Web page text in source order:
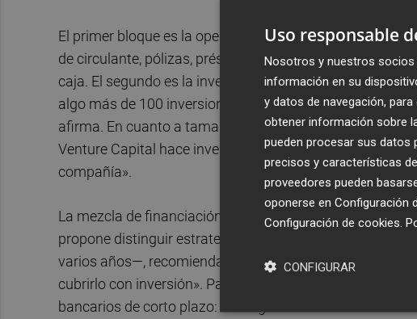
El primer bloque es la operativa bancaria adaptada a
de circulante, pólizas, préstamos y servicios pensados
caja. El segundo es la inversión directa en etapas
algo más de 100 inversiones, 102 inversiones hechas
afirma. En cuanto a tamaños: «invertimos entre 100 y
Venture Capital hace inversiones desde 300 000 euros
compañía».
La mezcla de financiación es el punto sensible para
propone distinguir estrategia y táctica. Para lo primero
varios años—, recomienda capital con mayor tolerancia
cubrirlo con inversión». Para el día a día —pagos,
bancarios de corto plazo: «Y luego la táctica en el día a
Uso responsable
Nosotros y nuestros socios
información en su
y datos de navegación,
obtener información sobre
pueden procesar sus datos
precisos y características
proveedores pueden
oponerse en Configuración
Configuración de cookies
CONFIGURAR